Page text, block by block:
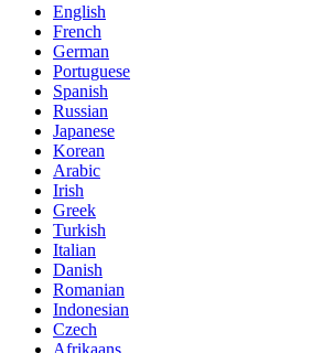
English
French
German
Portuguese
Spanish
Russian
Japanese
Korean
Arabic
Irish
Greek
Turkish
Italian
Danish
Romanian
Indonesian
Czech
Afrikaans